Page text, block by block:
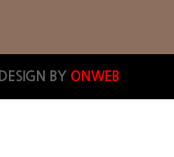
DESIGN BY ONWEB